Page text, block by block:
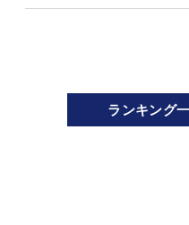
ランキング